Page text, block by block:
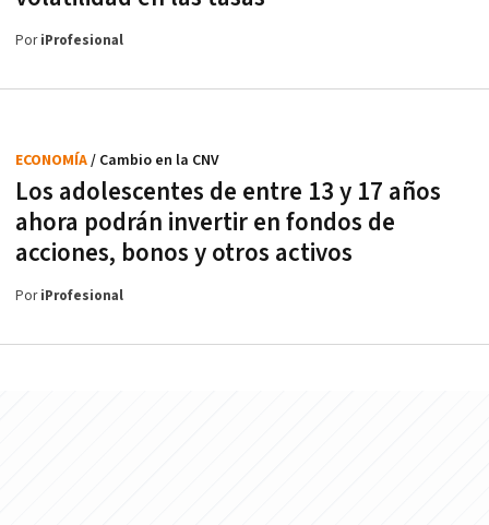
PoriProfesional
Los adolescentes de entre 13 y 17 años
ahora podrán invertir en fondos de
acciones, bonos y otros activos
ECONOMÍA/ Cambio en la CNV
PoriProfesional